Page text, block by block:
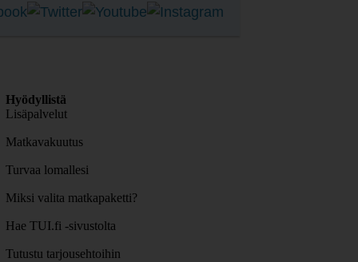
Hyödyllistä
Lisäpalvelut
Matkavakuutus
Turvaa lomallesi
Miksi valita matkapaketti?
Hae TUI.fi -sivustolta
Tutustu tarjousehtoihin